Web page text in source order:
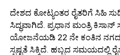
ದೇಶದ ಕೋಟ್ಯಂತರ ರೈತರಿಗೆ ಸಿಹಿ
ಸಿದ್ಧವಾಗಿದೆ. ಪ್ರಧಾನ ಮಂತ್ರಿ
ಯೋಜನೆಯಡಿ 22 ನೇ ಕಂತಿನ
ಸ್ಪಷ್ಟತೆ ಸಿಕ್ಕಿದೆ. ಹಬ್ಬದ ಸಮಯದಲ್ಲಿ